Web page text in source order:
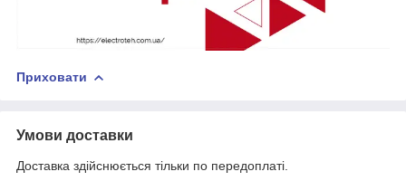
Приховати
Умови доставки
Доставка здійснюється тільки по передоплаті.